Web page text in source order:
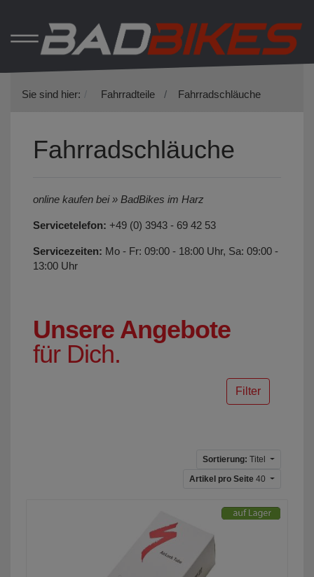
Sie sind hier: Fahrradteile Fahrradschläuche
Fahrradschläuche
online kaufen bei » BadBikes im Harz
Servicetelefon: +49 (0) 3943 - 69 42 53
Servicezeiten: Mo - Fr: 09:00 - 18:00 Uhr, Sa: 09:00 -
13:00 Uhr
Unsere Angebote
für Dich.
Filter
Sortierung: Titel
Artikel pro Seite 40